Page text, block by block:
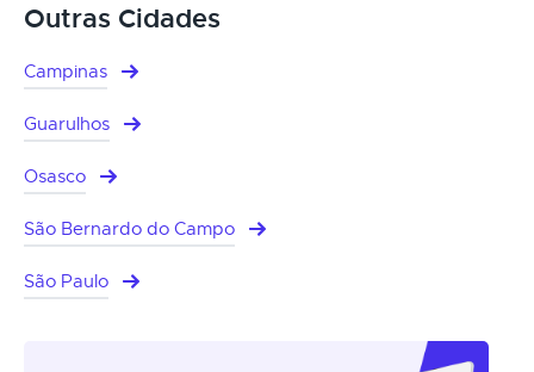
Outras Cidades
Campinas
Guarulhos
Osasco
São Bernardo do Campo
São Paulo